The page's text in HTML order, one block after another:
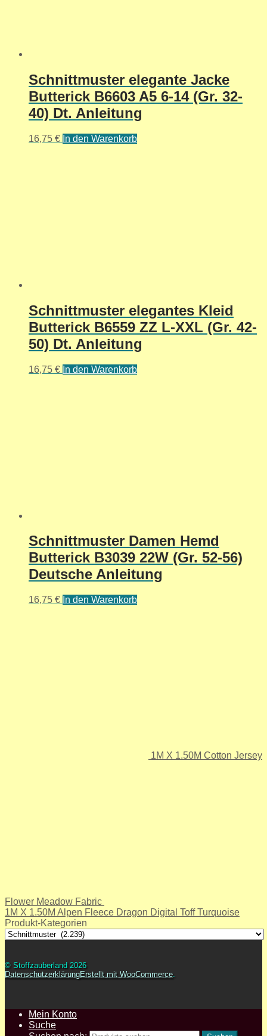
Schnittmuster elegante Jacke
Butterick B6603 A5 6-14 (Gr. 32-
40) Dt. Anleitung
16,75 € In den Warenkorb
Schnittmuster elegantes Kleid
Butterick B6559 ZZ L-XXL (Gr. 42-
50) Dt. Anleitung
16,75 € In den Warenkorb
Schnittmuster Damen Hemd
Butterick B3039 22W (Gr. 52-56)
Deutsche Anleitung
16,75 € In den Warenkorb
1M X 1.50M Cotton Jersey
Flower Meadow Fabric
1M X 1.50M Alpen Fleece Dragon Digital Toff Turquoise
Produkt-Kategorien
© Stoffzauberland 2026
DatenschutzerklärungErstellt mit WooCommerce.
Mein Konto
Suche